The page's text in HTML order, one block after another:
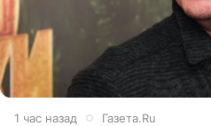
1 час назад Газета.Ru